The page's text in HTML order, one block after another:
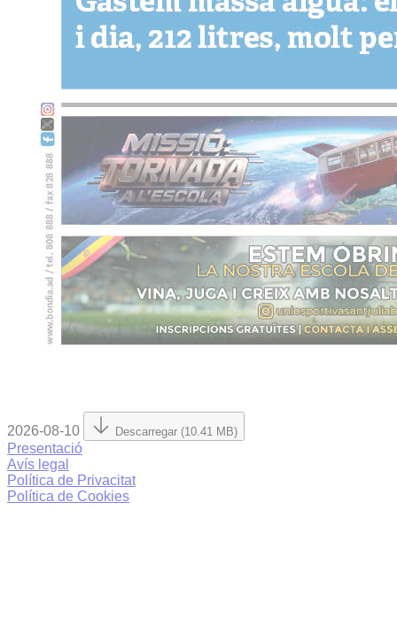
2026-08-10 Descarregar (10.41 MB)
Presentació
Avís legal
Política de Privacitat
Política de Cookies